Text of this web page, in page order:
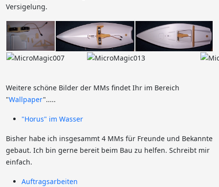
Versigelung.
Weitere schöne Bilder der MMs findet Ihr im Bereich
"Wallpaper".....
"Horus" im Wasser
Bisher habe ich insgesammt 4 MMs für Freunde und Bekannte
gebaut. Ich bin gerne bereit beim Bau zu helfen. Schreibt mir
einfach.
Auftragsarbeiten